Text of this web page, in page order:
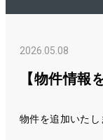
2026.05.08
【物件情報
物件を追加いたし